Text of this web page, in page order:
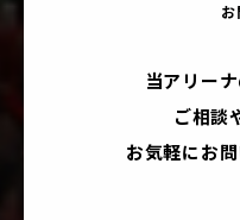
当アリー
ご相談
お気軽にお